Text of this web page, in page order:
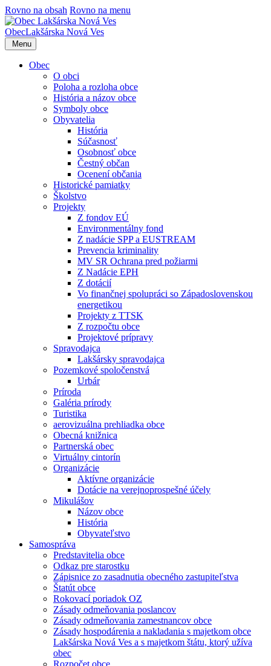
Rovno na obsah Rovno na menu
ObecLakšárska Nová Ves
Menu
Obec
O obci
Poloha a rozloha obce
História a názov obce
Symboly obce
Obyvatelia
História
Súčasnosť
Osobnosť obce
Čestný občan
Ocenení občania
Historické pamiatky
Školstvo
Projekty
Z fondov EÚ
Environmentálny fond
Z nadácie SPP a EUSTREAM
Prevencia kriminality
MV SR Ochrana pred požiarmi
Z Nadácie EPH
Z dotácií
Vo finančnej spolupráci so Západoslovenskou
energetikou
Projekty z TTSK
Z rozpočtu obce
Projektové prípravy
Spravodajca
Lakšársky spravodajca
Pozemkové spoločenstvá
Urbár
Príroda
Galéria prírody
Turistika
aerovizuálna prehliadka obce
Obecná knižnica
Partnerská obec
Virtuálny cintorín
Organizácie
Aktívne organizácie
Dotácie na verejnoprospešné účely
Mikulášov
Názov obce
História
Obyvateľstvo
Samospráva
Predstavitelia obce
Odkaz pre starostku
Zápisnice zo zasadnutia obecného zastupiteľstva
Štatút obce
Rokovací poriadok OZ
Zásady odmeňovania poslancov
Zásady odmeňovania zamestnancov obce
Zásady hospodárenia a nakladania s majetkom obce
Lakšárska Nová Ves a s majetkom štátu, ktorý užíva
obec
Rozpočet obce